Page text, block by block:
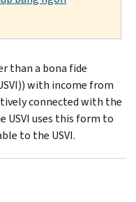
than a bona fide
with income from
connected with the
USVI uses this form to
to the USVI.